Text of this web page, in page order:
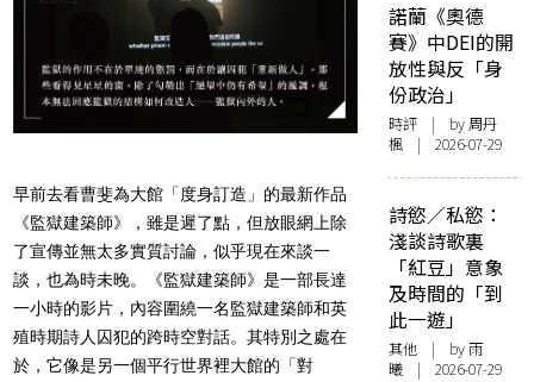
早前去看曹斐為大館「度身訂造」的最新作品
《監獄建築師》，雖是遲了點，但放眼網上除
了宣傳並無太多實質討論，似乎現在來談一
談，也為時未晚。《監獄建築師》是一部長達
一小時的影片，內容圍繞一名監獄建築師和英
殖時期詩人囚犯的跨時空對話。其特別之處在
於，它像是另一個平行世界裡大館的「對
諾蘭《奧德
賽》中DEI的開
放性與反「身
份政治」
時評 | by周丹
楓 | 2026-07-29
詩慾／私慾：
淺談詩歌裏
「紅豆」意象
及時間的「到
此一遊」
其他 | by 雨
曦 | 2026-07-29